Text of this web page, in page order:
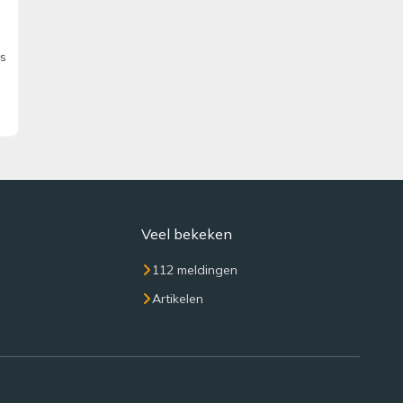
Veel bekeken
112 meldingen
Artikelen